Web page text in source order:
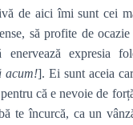
de aici îmi sunt cei
să profite de
expresia
acum!]. Ei sunt aceia
că e nevoie de
te încurcă, ca un